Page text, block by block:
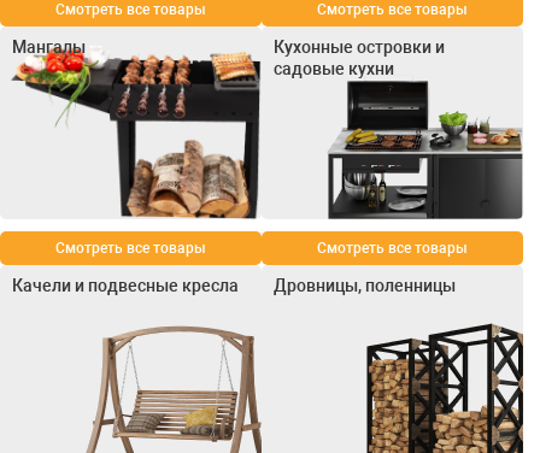
Смотреть все товары Смотреть все товары
Мангалы
Смотреть все товары
Кухонные островки и
садовые кухни
Смотреть все товары
Качели и подвесные кресла Дровницы, поленницы